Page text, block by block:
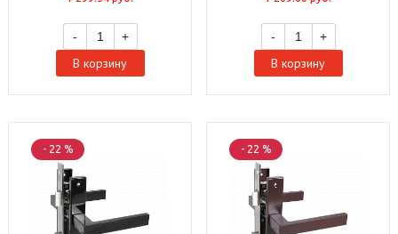
- +
В корзину
- +
В корзину
- 22 % - 22 %